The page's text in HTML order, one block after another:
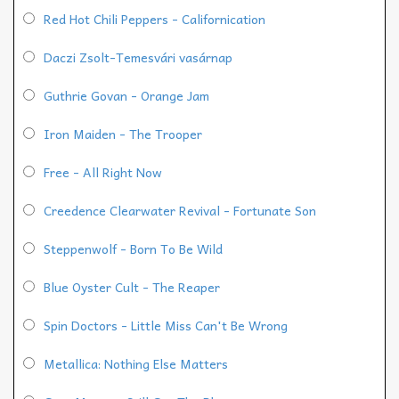
Red Hot Chili Peppers - Californication
Daczi Zsolt-Temesvári vasárnap
Guthrie Govan - Orange Jam
Iron Maiden - The Trooper
Free - All Right Now
Creedence Clearwater Revival - Fortunate Son
Steppenwolf - Born To Be Wild
Blue Oyster Cult - The Reaper
Spin Doctors - Little Miss Can't Be Wrong
Metallica: Nothing Else Matters